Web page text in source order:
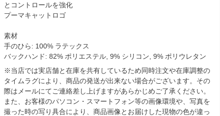
とコントロールを強化
プーマキャットロゴ
素材
手のひら: 100% ラテックス
バックハンド: 82% ポリエステル, 9% シリコン, 9% ポリウレタン
※当店では実店舗と在庫を共有しているため同時注文や在庫調整の
タイムラグにより、商品の発送が出来ない場合がございます。その
際はメールにてご連絡差し上げますがあらかじめご了承ください。
また、お客様のパソコン・スマートフォン等の画像環境や、写真を
撮った時の写り具合により、商品画像とお届けした現物の色が違っ